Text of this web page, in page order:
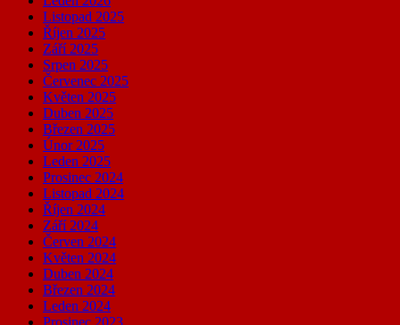
Listopad 2025
Říjen 2025
Září 2025
Srpen 2025
Červenec 2025
Květen 2025
Duben 2025
Březen 2025
Únor 2025
Leden 2025
Prosinec 2024
Listopad 2024
Říjen 2024
Září 2024
Červen 2024
Květen 2024
Duben 2024
Březen 2024
Leden 2024
Prosinec 2023